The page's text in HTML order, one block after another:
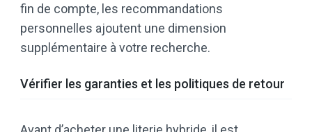
fin de compte, les recommandations
personnelles ajoutent une dimension
supplémentaire à votre recherche.
Vérifier les garanties et les politiques de retour